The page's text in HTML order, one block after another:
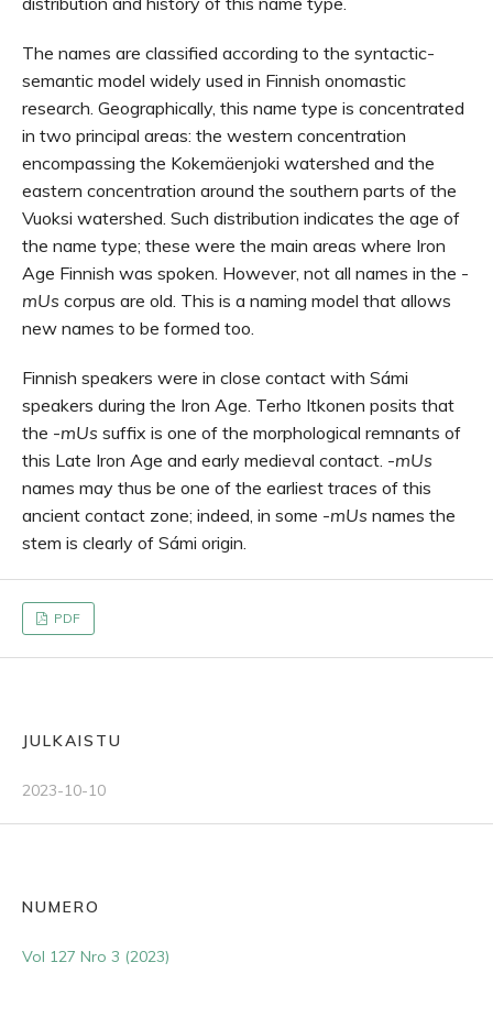
The names are classified according to the syntactic-
semantic model widely used in Finnish onomastic
research. Geographically, this name type is concentrated
in two principal areas: the western concentration
encompassing the Kokemäenjoki watershed and the
eastern concentration around the southern parts of the
Vuoksi watershed. Such distribution indicates the age of
the name type; these were the main areas where Iron
Age Finnish was spoken. However, not all names in the -
mUs corpus are old. This is a naming model that allows
new names to be formed too.
Finnish speakers were in close contact with Sámi
speakers during the Iron Age. Terho Itkonen posits that
the -mUs suffix is one of the morphological remnants of
this Late Iron Age and early medieval contact. -mUs
names may thus be one of the earliest traces of this
ancient contact zone; indeed, in some -mUs names the
stem is clearly of Sámi origin.
PDF
JULKAISTU
2023-10-10
NUMERO
Vol 127 Nro 3 (2023)